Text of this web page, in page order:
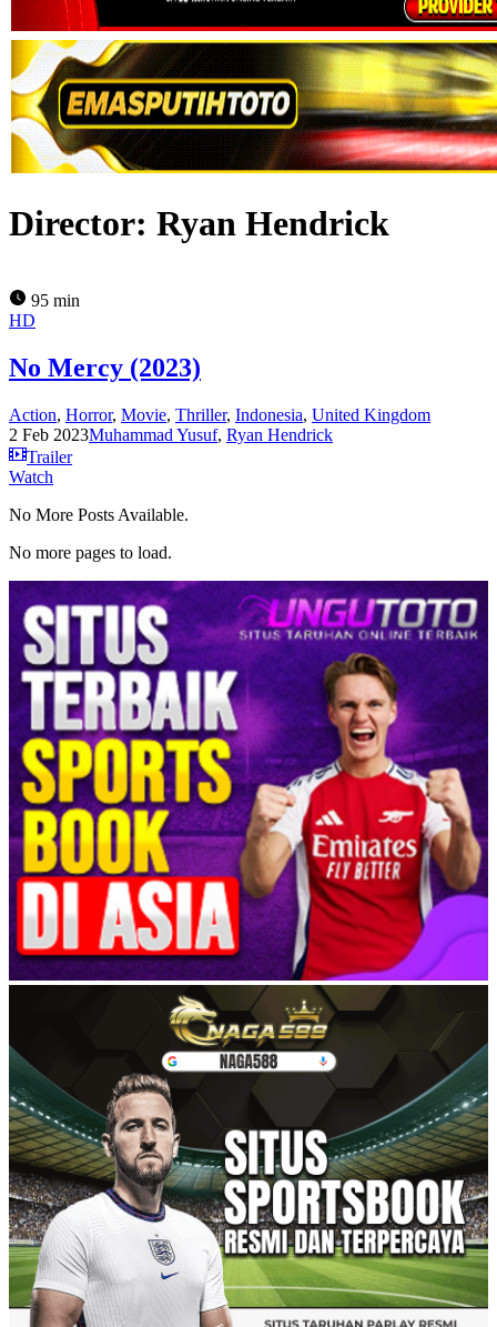
Director: Ryan Hendrick
95 min
HD
No Mercy (2023)
Action, Horror, Movie, Thriller, Indonesia, United Kingdom
2 Feb 2023Muhammad Yusuf, Ryan Hendrick
Trailer
Watch
No More Posts Available.
No more pages to load.